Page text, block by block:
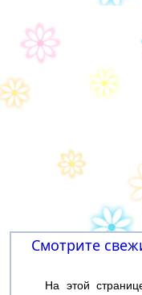
Смотрите
На этой странице